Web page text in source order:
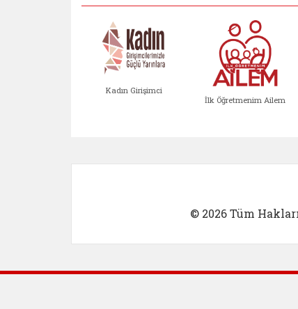
Kadın Girişimci
İlk Öğretmenim Ailem
© 2026 Tüm